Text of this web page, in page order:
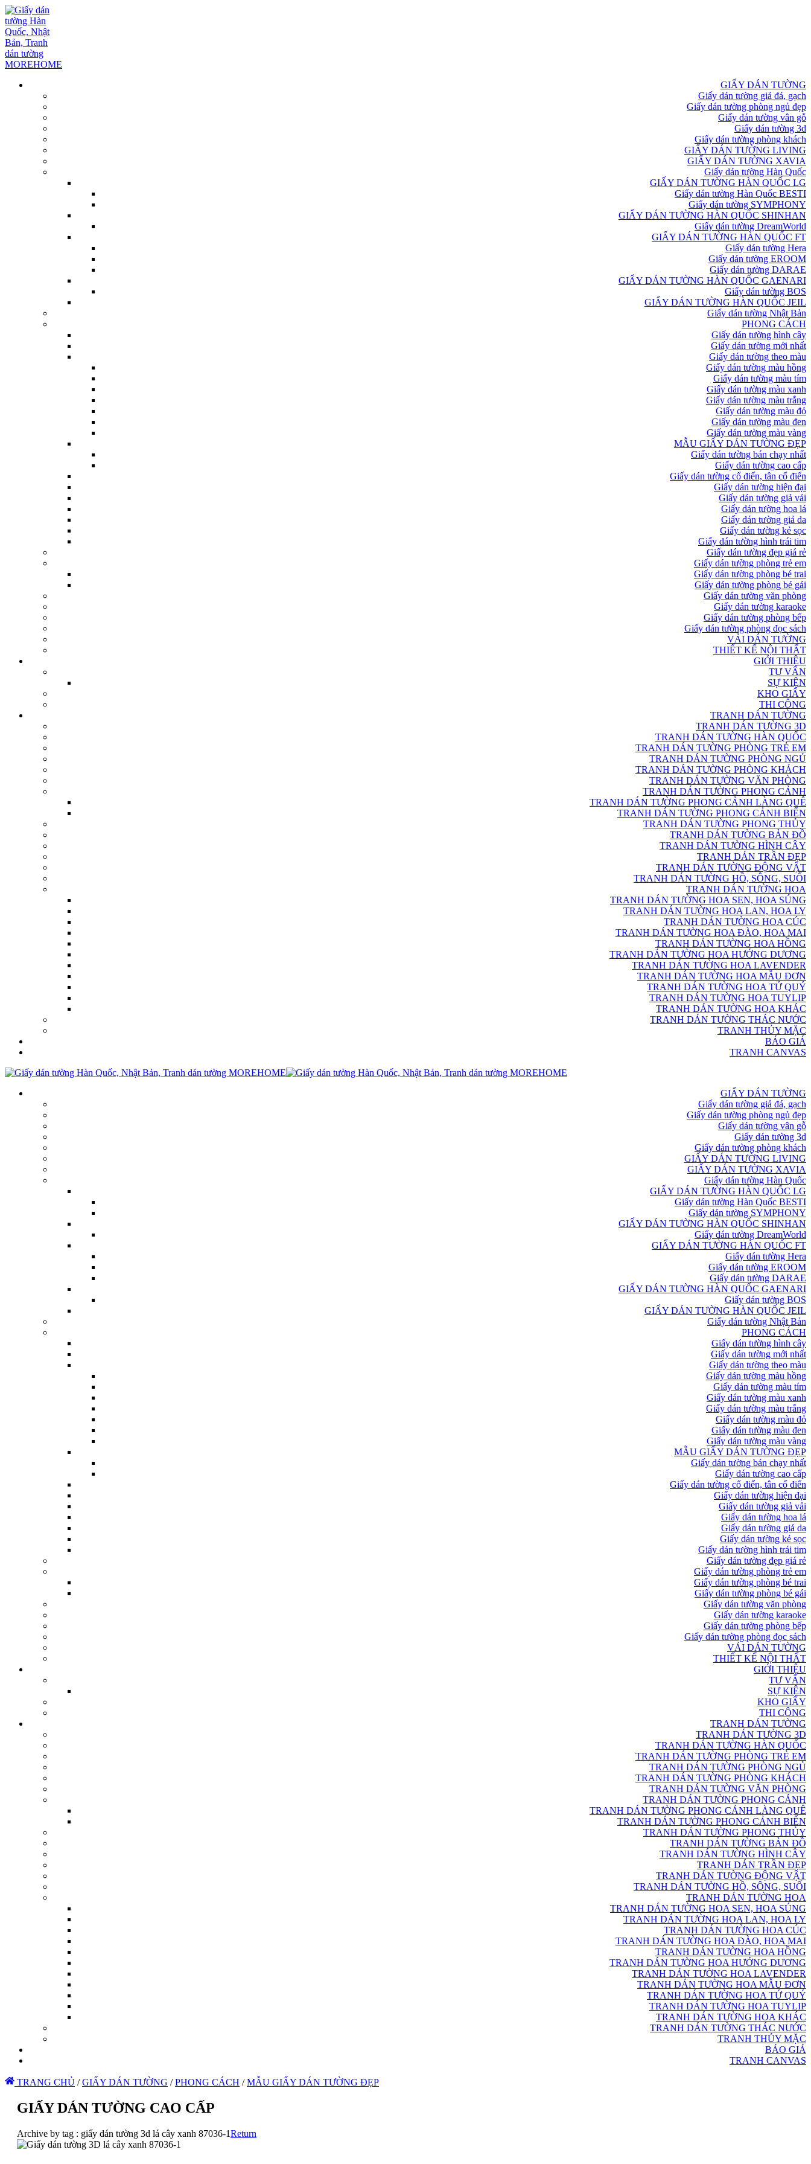
GIẤY DÁN TƯỜNG
Giấy dán tường giả đá, gạch
Giấy dán tường phòng ngủ đẹp
Giấy dán tường vân gỗ
Giấy dán tường 3d
Giấy dán tường phòng khách
GIẤY DÁN TƯỜNG LIVING
GIẤY DÁN TƯỜNG XAVIA
Giấy dán tường Hàn Quốc
GIẤY DÁN TƯỜNG HÀN QUỐC LG
Giấy dán tường Hàn Quốc BESTI
Giấy dán tường SYMPHONY
GIẤY DÁN TƯỜNG HÀN QUỐC SHINHAN
Giấy dán tường DreamWorld
GIẤY DÁN TƯỜNG HÀN QUỐC FT
Giấy dán tường Hera
Giấy dán tường EROOM
Giấy dán tường DARAE
GIẤY DÁN TƯỜNG HÀN QUỐC GAENARI
Giấy dán tường BOS
GIẤY DÁN TƯỜNG HÀN QUỐC JEIL
Giấy dán tường Nhật Bản
PHONG CÁCH
Giấy dán tường hình cây
Giấy dán tường mới nhất
Giấy dán tường theo màu
Giấy dán tường màu hồng
Giấy dán tường màu tím
Giấy dán tường màu xanh
Giấy dán tường màu trắng
Giấy dán tường màu đỏ
Giấy dán tường màu đen
Giấy dán tường màu vàng
MẪU GIẤY DÁN TƯỜNG ĐẸP
Giấy dán tường bán chạy nhất
Giấy dán tường cao cấp
Giấy dán tường cổ điển, tân cổ điển
Giấy dán tường hiện đại
Giấy dán tường giả vải
Giấy dán tường hoa lá
Giấy dán tường giả da
Giấy dán tường kẻ sọc
Giấy dán tường hình trái tim
Giấy dán tường đẹp giá rẻ
Giấy dán tường phòng trẻ em
Giấy dán tường phòng bé trai
Giấy dán tường phòng bé gái
Giấy dán tường văn phòng
Giấy dán tường karaoke
Giấy dán tường phòng bếp
Giấy dán tường phòng đọc sách
VẢI DÁN TƯỜNG
THIẾT KẾ NỘI THẤT
GIỚI THIỆU
TƯ VẤN
SỰ KIỆN
KHO GIẤY
THI CÔNG
TRANH DÁN TƯỜNG
TRANH DÁN TƯỜNG 3D
TRANH DÁN TƯỜNG HÀN QUỐC
TRANH DÁN TƯỜNG PHÒNG TRẺ EM
TRANH DÁN TƯỜNG PHÒNG NGỦ
TRANH DÁN TƯỜNG PHÒNG KHÁCH
TRANH DÁN TƯỜNG VĂN PHÒNG
TRANH DÁN TƯỜNG PHONG CẢNH
TRANH DÁN TƯỜNG PHONG CẢNH LÀNG QUÊ
TRANH DÁN TƯỜNG PHONG CẢNH BIỂN
TRANH DÁN TƯỜNG PHONG THỦY
TRANH DÁN TƯỜNG BẢN ĐỒ
TRANH DÁN TƯỜNG HÌNH CÂY
TRANH DÁN TRẦN ĐẸP
TRANH DÁN TƯỜNG ĐỘNG VẬT
TRANH DÁN TƯỜNG HỒ, SÔNG, SUỐI
TRANH DÁN TƯỜNG HOA
TRANH DÁN TƯỜNG HOA SEN, HOA SÚNG
TRANH DÁN TƯỜNG HOA LAN, HOA LY
TRANH DÁN TƯỜNG HOA CÚC
TRANH DÁN TƯỜNG HOA ĐÀO, HOA MAI
TRANH DÁN TƯỜNG HOA HỒNG
TRANH DÁN TƯỜNG HOA HƯỚNG DƯƠNG
TRANH DÁN TƯỜNG HOA LAVENDER
TRANH DÁN TƯỜNG HOA MẪU ĐƠN
TRANH DÁN TƯỜNG HOA TỨ QUÝ
TRANH DÁN TƯỜNG HOA TUYLIP
TRANH DÁN TƯỜNG HOA KHÁC
TRANH DÁN TƯỜNG THÁC NƯỚC
TRANH THỦY MẶC
BÁO GIÁ
TRANH CANVAS
GIẤY DÁN TƯỜNG
Giấy dán tường giả đá, gạch
Giấy dán tường phòng ngủ đẹp
Giấy dán tường vân gỗ
Giấy dán tường 3d
Giấy dán tường phòng khách
GIẤY DÁN TƯỜNG LIVING
GIẤY DÁN TƯỜNG XAVIA
Giấy dán tường Hàn Quốc
GIẤY DÁN TƯỜNG HÀN QUỐC LG
Giấy dán tường Hàn Quốc BESTI
Giấy dán tường SYMPHONY
GIẤY DÁN TƯỜNG HÀN QUỐC SHINHAN
Giấy dán tường DreamWorld
GIẤY DÁN TƯỜNG HÀN QUỐC FT
Giấy dán tường Hera
Giấy dán tường EROOM
Giấy dán tường DARAE
GIẤY DÁN TƯỜNG HÀN QUỐC GAENARI
Giấy dán tường BOS
GIẤY DÁN TƯỜNG HÀN QUỐC JEIL
Giấy dán tường Nhật Bản
PHONG CÁCH
Giấy dán tường hình cây
Giấy dán tường mới nhất
Giấy dán tường theo màu
Giấy dán tường màu hồng
Giấy dán tường màu tím
Giấy dán tường màu xanh
Giấy dán tường màu trắng
Giấy dán tường màu đỏ
Giấy dán tường màu đen
Giấy dán tường màu vàng
MẪU GIẤY DÁN TƯỜNG ĐẸP
Giấy dán tường bán chạy nhất
Giấy dán tường cao cấp
Giấy dán tường cổ điển, tân cổ điển
Giấy dán tường hiện đại
Giấy dán tường giả vải
Giấy dán tường hoa lá
Giấy dán tường giả da
Giấy dán tường kẻ sọc
Giấy dán tường hình trái tim
Giấy dán tường đẹp giá rẻ
Giấy dán tường phòng trẻ em
Giấy dán tường phòng bé trai
Giấy dán tường phòng bé gái
Giấy dán tường văn phòng
Giấy dán tường karaoke
Giấy dán tường phòng bếp
Giấy dán tường phòng đọc sách
VẢI DÁN TƯỜNG
THIẾT KẾ NỘI THẤT
GIỚI THIỆU
TƯ VẤN
SỰ KIỆN
KHO GIẤY
THI CÔNG
TRANH DÁN TƯỜNG
TRANH DÁN TƯỜNG 3D
TRANH DÁN TƯỜNG HÀN QUỐC
TRANH DÁN TƯỜNG PHÒNG TRẺ EM
TRANH DÁN TƯỜNG PHÒNG NGỦ
TRANH DÁN TƯỜNG PHÒNG KHÁCH
TRANH DÁN TƯỜNG VĂN PHÒNG
TRANH DÁN TƯỜNG PHONG CẢNH
TRANH DÁN TƯỜNG PHONG CẢNH LÀNG QUÊ
TRANH DÁN TƯỜNG PHONG CẢNH BIỂN
TRANH DÁN TƯỜNG PHONG THỦY
TRANH DÁN TƯỜNG BẢN ĐỒ
TRANH DÁN TƯỜNG HÌNH CÂY
TRANH DÁN TRẦN ĐẸP
TRANH DÁN TƯỜNG ĐỘNG VẬT
TRANH DÁN TƯỜNG HỒ, SÔNG, SUỐI
TRANH DÁN TƯỜNG HOA
TRANH DÁN TƯỜNG HOA SEN, HOA SÚNG
TRANH DÁN TƯỜNG HOA LAN, HOA LY
TRANH DÁN TƯỜNG HOA CÚC
TRANH DÁN TƯỜNG HOA ĐÀO, HOA MAI
TRANH DÁN TƯỜNG HOA HỒNG
TRANH DÁN TƯỜNG HOA HƯỚNG DƯƠNG
TRANH DÁN TƯỜNG HOA LAVENDER
TRANH DÁN TƯỜNG HOA MẪU ĐƠN
TRANH DÁN TƯỜNG HOA TỨ QUÝ
TRANH DÁN TƯỜNG HOA TUYLIP
TRANH DÁN TƯỜNG HOA KHÁC
TRANH DÁN TƯỜNG THÁC NƯỚC
TRANH THỦY MẶC
BÁO GIÁ
TRANH CANVAS
TRANG CHỦ / GIẤY DÁN TƯỜNG / PHONG CÁCH / MẪU GIẤY DÁN TƯỜNG ĐẸP
GIẤY DÁN TƯỜNG CAO CẤP
Archive by tag : giấy dán tường 3d lá cây xanh 87036-1Return